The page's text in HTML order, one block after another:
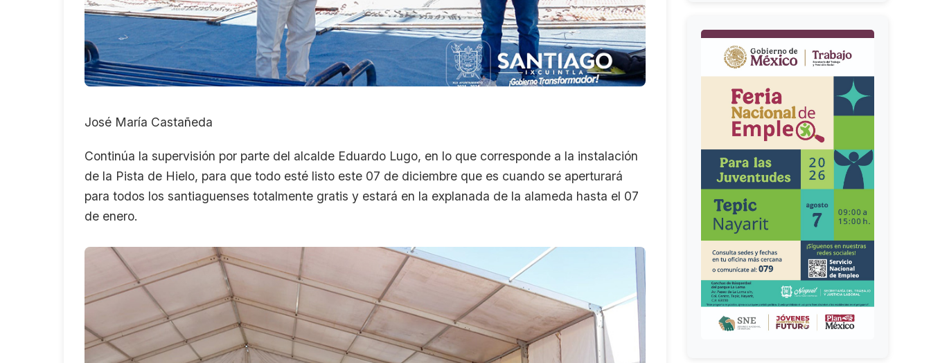
José María Castañeda
Continúa la supervisión por parte del alcalde Eduardo Lugo, en lo que corresponde a la instalación
de la Pista de Hielo, para que todo esté listo este 07 de diciembre que es cuando se aperturará
para todos los santiaguenses totalmente gratis y estará en la explanada de la alameda hasta el 07
de enero.